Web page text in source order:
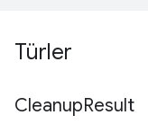
Türler
CleanupResult